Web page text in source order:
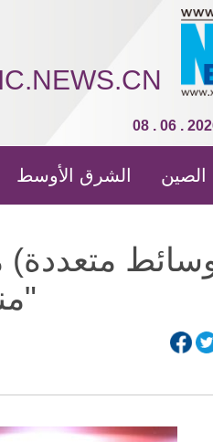
الصين الشرق الأوسط